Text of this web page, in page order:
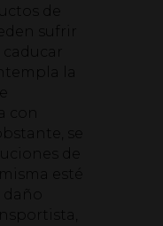
de
sufrir
la
con
se
de
esté